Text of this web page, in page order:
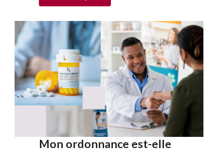
Mon ordonnance est-elle